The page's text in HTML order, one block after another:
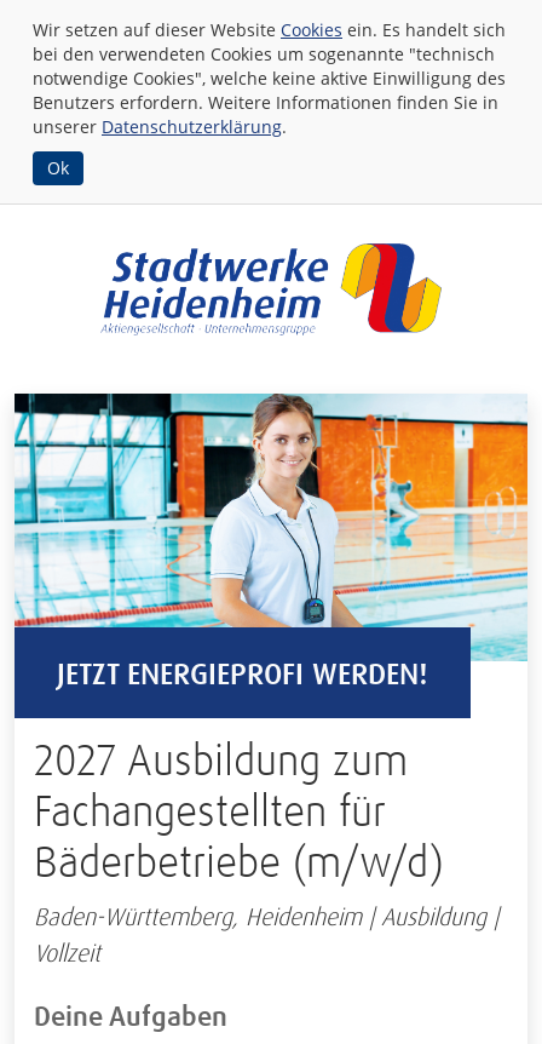
Wir setzen auf dieser Website Cookies ein. Es handelt sich
bei den verwendeten Cookies um sogenannte "technisch
notwendige Cookies", welche keine aktive Einwilligung des
Benutzers erfordern. Weitere Informationen finden Sie in
unserer Datenschutzerklärung.
Ok
JETZT ENERGIEPROFI WERDEN!
2027 Ausbildung zum
Fachangestellten für
Bäderbetriebe (m/w/d)
Baden-Württemberg, Heidenheim | Ausbildung |
Vollzeit
Deine Aufgaben